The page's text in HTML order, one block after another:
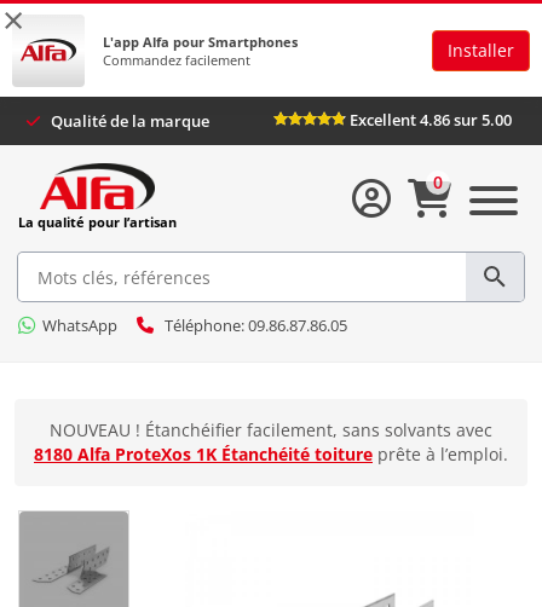
×
L'app Alfa pour Smartphones
Commandez facilement
Installer
Qualité de la marque Excellent 4.86 sur
La qualité pour l’artisan
WhatsApp Téléphone: 09.86.87.86.05
0
NOUVEAU ! Étanchéifier facilement, sans solvants avec
8180 Alfa ProteXos 1K Étanchéité toiture prête à l’emploi.